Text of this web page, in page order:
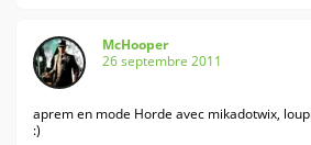
McHooper
26 septembre 2011
aprem en mode Horde avec mikadotwix,
:)